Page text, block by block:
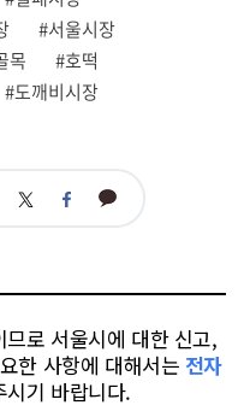
#서울시장
목
#호떡
#도깨비시장
트 페 카
로 서울시에 대한 신고,
한 사항에 대해서는 전자
시기 바랍니다.